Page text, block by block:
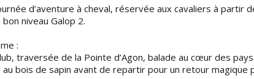
d’aventure à cheval, réservée aux cavaliers à partir
niveau Galop 2.
:
traversée de la Pointe d’Agon, balade au cœur des
au bois de sapin avant de repartir pour un retour magique